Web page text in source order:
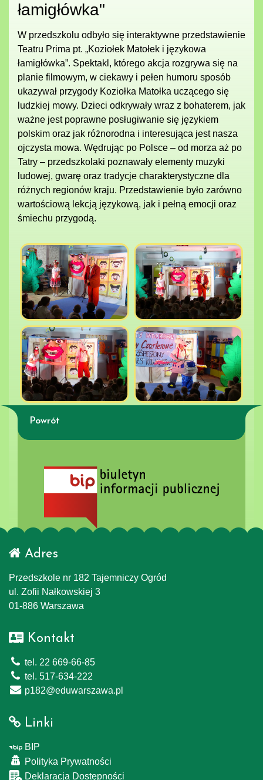
łamigłówka"
W przedszkolu odbyło się interaktywne przedstawienie
Teatru Prima pt. „Koziołek Matołek i językowa
łamigłówka”. Spektakl, którego akcja rozgrywa się na
planie filmowym, w ciekawy i pełen humoru sposób
ukazywał przygody Koziołka Matołka uczącego się
ludzkiej mowy. Dzieci odkrywały wraz z bohaterem, jak
ważne jest poprawne posługiwanie się językiem
polskim oraz jak różnorodna i interesująca jest nasza
ojczysta mowa. Wędrując po Polsce – od morza aż po
Tatry – przedszkolaki poznawały elementy muzyki
ludowej, gwarę oraz tradycje charakterystyczne dla
różnych regionów kraju. Przedstawienie było zarówno
wartościową lekcją językową, jak i pełną emocji oraz
śmiechu przygodą.
Powrót
Adres
Przedszkole nr 182 Tajemniczy Ogród
ul. Zofii Nałkowskiej 3
01-886 Warszawa
Kontakt
tel. 22 669-66-85
tel. 517-634-222
p182@eduwarszawa.pl
Linki
BIP
Polityka Prywatności
Deklaracja Dostępności